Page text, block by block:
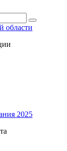
области
2025